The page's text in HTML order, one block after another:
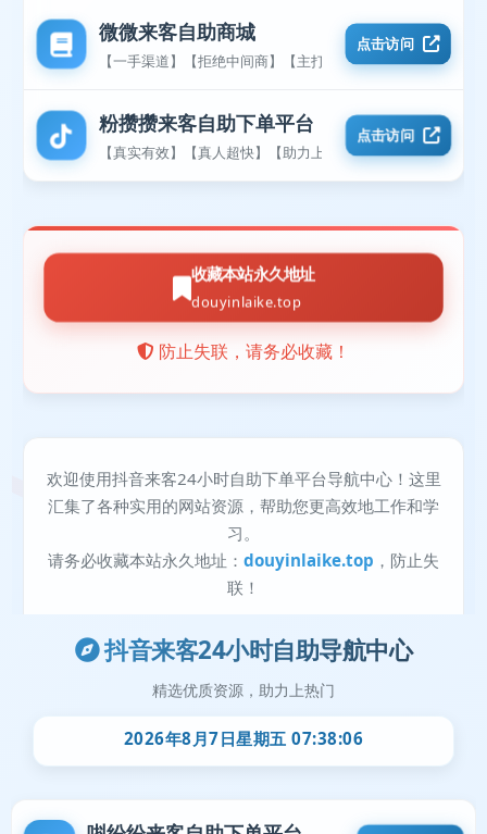
抖音来客24小时自助导航中心
精选优质资源，助力上热门
2026年8月7日星期五 07:38:06